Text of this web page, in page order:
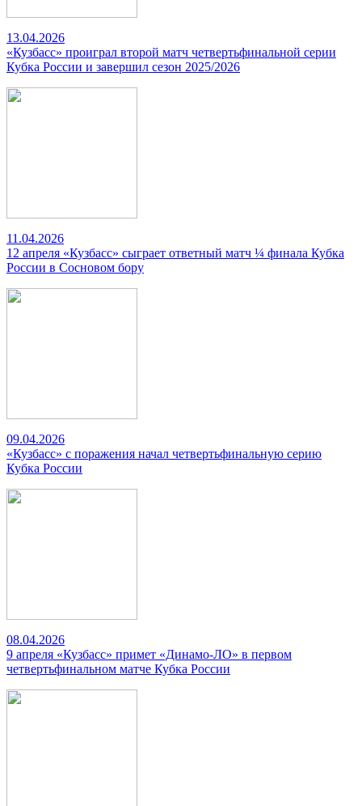
13.04.2026
«Кузбасс» проиграл второй матч четвертьфинальной серии
Кубка России и завершил сезон 2025/2026
11.04.2026
12 апреля «Кузбасс» сыграет ответный матч ¼ финала Кубка
России в Сосновом бору
09.04.2026
«Кузбасс» с поражения начал четвертьфинальную серию
Кубка России
08.04.2026
9 апреля «Кузбасс» примет «Динамо-ЛО» в первом
четвертьфинальном матче Кубка России